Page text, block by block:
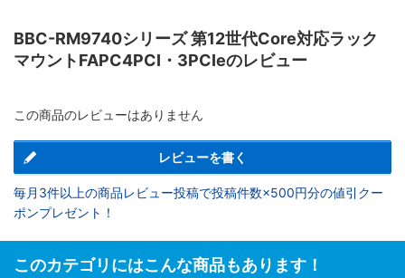
BBC-RM9740シリーズ 第12世代Core対応ラック
マウントFAPC4PCI・3PCIeのレビュー
この商品のレビューはありません
レビューを書く
毎月3件以上の商品レビュー投稿で投稿件数×500円分の値引クー
ポンプレゼント！
このカテゴリにはこんな商品もあります！